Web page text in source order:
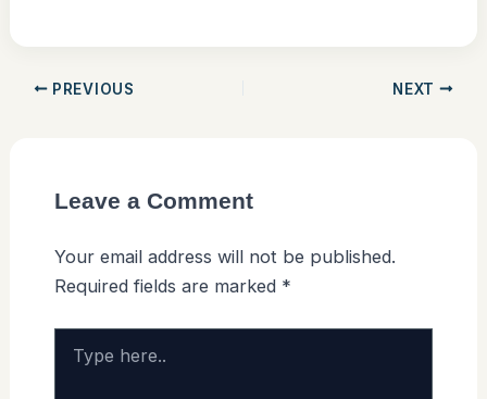
PREVIOUS NEXT
Leave a Comment
Your email address will not be published.
Required fields are marked *
here..